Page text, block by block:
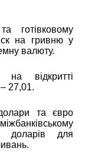
готівковому
на гривню у
валюту.
на відкритті
27,01.
та євро
доларів для